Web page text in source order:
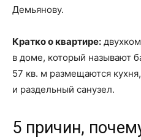
Демьянову.
Кратко о квартире:
в доме, который называют
57 кв. м размещаются
и раздельный санузел.
5 причин,